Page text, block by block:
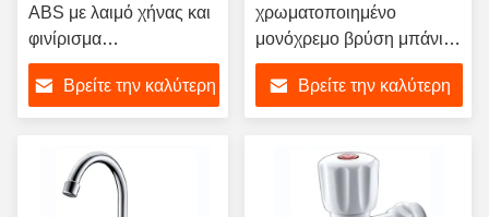
ABS με λαιμό χήνας και
φινίρισμα
επιχρωμιωμένης
επιφάνειας, μονό
χερούλι, πλαστική
τοποθέτησης
Βρείτε την καλύτερη
χρωματοποιημένο
μονόχρεμο βρύση μπάνιου
με διαστρέφτη
Βρείτε την καλύτερη